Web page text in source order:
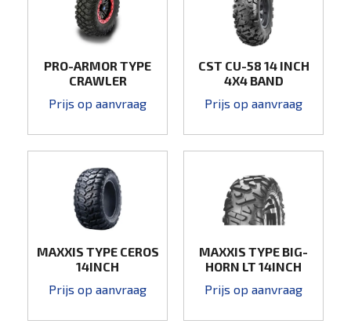
PRO-ARMOR TYPE
CRAWLER
Prijs op aanvraag
CST CU-58 14 INCH
4X4 BAND
Prijs op aanvraag
MAXXIS TYPE CEROS
14INCH
Prijs op aanvraag
MAXXIS TYPE BIG-
HORN LT 14INCH
Prijs op aanvraag